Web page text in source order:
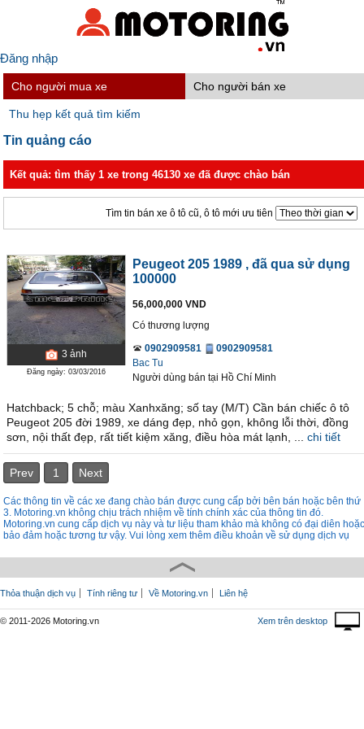
Đăng nhập
Cho người mua xe Cho người bán xe
Thu hẹp kết quả tìm kiếm
Tin quảng cáo
Kết quả: tìm thấy 1 xe trong 46130 xe đã được chào bán
Tìm tin bán xe ô tô cũ, ô tô mới ưu tiên
3 ảnh
Đăng ngày: 03/03/2016
Peugeot 205 1989 , đã qua sử dụng
100000
56,000,000 VND
Có thương lượng
0902909581
0902909581
Bac Tu
Người dùng bán tại Hồ Chí Minh
Hatchback; 5 chỗ; màu Xanhxăng; số tay (M/T) Cần bán chiếc ô tô
Peugeot 205 đời 1989, xe dáng đẹp, nhỏ gọn, không lỗi thời, đồng
sơn, nội thất đẹp, rất tiết kiệm xăng, điều hòa mát lạnh, ...
chi tiết
Prev 1 Next
Các thông tin về các xe đang chào bán được cung cấp bởi bên bán hoặc bên thứ
3. Motoring.vn không chịu trách nhiệm về tính chính xác của thông tin đó.
Motoring.vn cung cấp dịch vụ này và tư liệu tham khảo mà không có đại diên hoặc
bảo đảm hoặc tương tư vậy. Vui lòng xem thêm điều khoản về sử dụng dịch vụ
Thỏa thuận dịch vụ Tính riêng tư Về Motoring.vn Liên hệ
© 2011-2026 Motoring.vn Xem trên desktop